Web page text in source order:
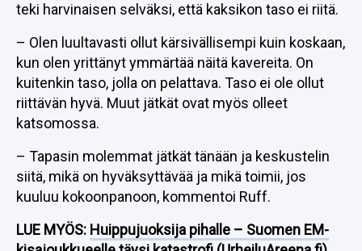
teki harvinaisen selväksi, että kaksikon taso ei riitä.
– Olen luultavasti ollut kärsivällisempi kuin koskaan,
kun olen yrittänyt ymmärtää näitä kavereita. On
kuitenkin taso, jolla on pelattava. Taso ei ole ollut
riittävän hyvä. Muut jätkät ovat myös olleet
katsomossa.
– Tapasin molemmat jätkät tänään ja keskustelin
siitä, mikä on hyväksyttävää ja mikä toimii, jos
kuuluu kokoonpanoon, kommentoi Ruff.
LUE MYÖS: Huippujuoksija pihalle – Suomen EM-